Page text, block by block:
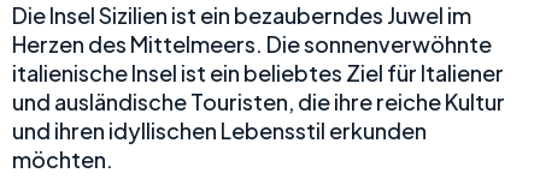
Die Insel Sizilien ist ein bezauberndes Juwel im
Herzen des Mittelmeers. Die sonnenverwöhnte
italienische Insel ist ein beliebtes Ziel für Italiener
und ausländische Touristen, die ihre reiche Kultur
und ihren idyllischen Lebensstil erkunden
möchten.